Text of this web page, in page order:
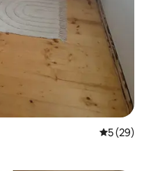
5 (29)